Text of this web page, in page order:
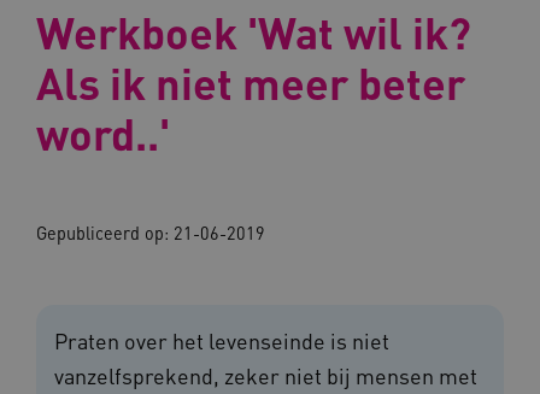
Werkboek 'Wat wil ik?
Als ik niet meer beter
word..'
Gepubliceerd op: 21-06-2019
Praten over het levenseinde is niet
vanzelfsprekend, zeker niet bij mensen met